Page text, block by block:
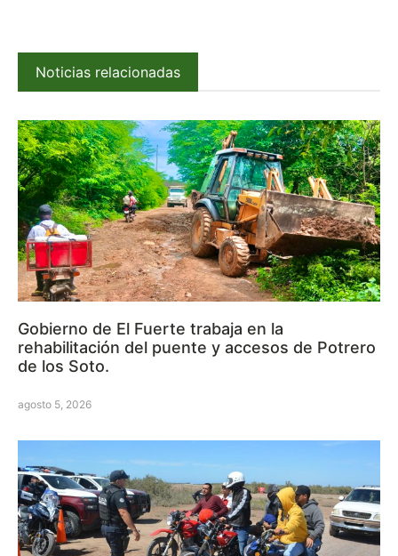
Noticias relacionadas
Gobierno de El Fuerte trabaja en la
rehabilitación del puente y accesos de Potrero
de los Soto.
agosto 5, 2026